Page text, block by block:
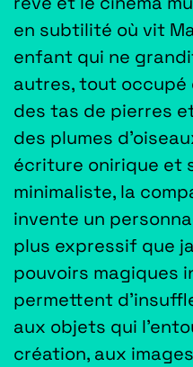
en subtilité où vit
enfant qui ne
autres, tout occupé
des tas de pierres
des plumes
écriture onirique et
minimaliste, la
invente un
plus expressif que
pouvoirs magiques
permettent
aux objets qui
création, aux